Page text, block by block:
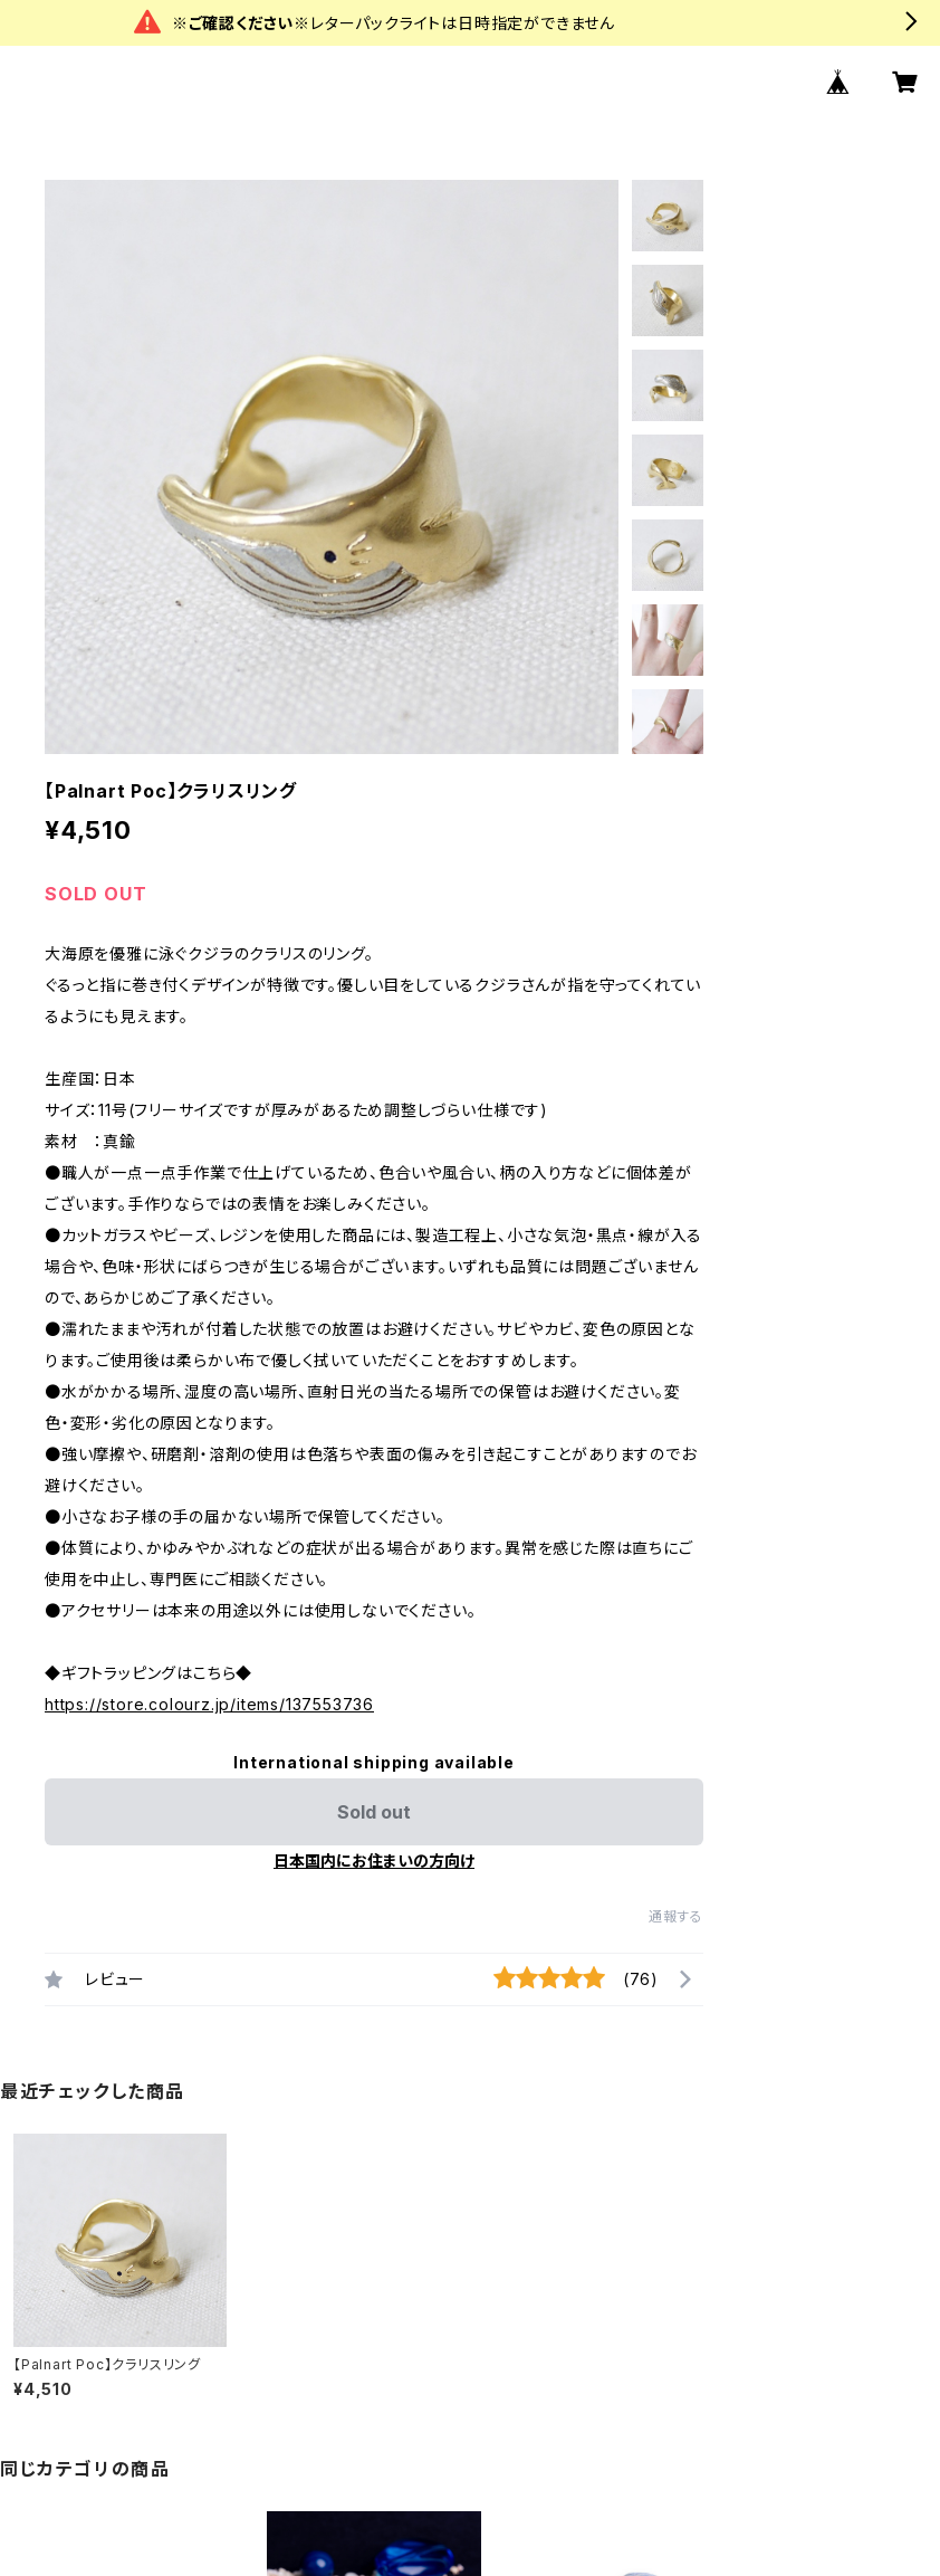
※ご確認ください※ レターパックライトは日時指定ができません
【Palnart Poc】クラリスリング
¥4,510
SOLD OUT
大海原を優雅に泳ぐクジラのクラリスのリング。
ぐるっと指に巻き付くデザインが特徴です。優しい目をしているクジラさんが指を守ってくれてい
るようにも見えます。
生産国：日本
サイズ：11号(フリーサイズですが厚みがあるため調整しづらい仕様です)
素材 ：真鍮
●職人が一点一点手作業で仕上げているため、色合いや風合い、柄の入り方などに個体差が
ございます。手作りならではの表情をお楽しみください。
●カットガラスやビーズ、レジンを使用した商品には、製造工程上、小さな気泡・黒点・線が入る
場合や、色味・形状にばらつきが生じる場合がございます。いずれも品質には問題ございません
ので、あらかじめご了承ください。
●濡れたままや汚れが付着した状態での放置はお避けください。サビやカビ、変色の原因とな
ります。ご使用後は柔らかい布で優しく拭いていただくことをおすすめします。
●水がかかる場所、湿度の高い場所、直射日光の当たる場所での保管はお避けください。変
色・変形・劣化の原因となります。
●強い摩擦や、研磨剤・溶剤の使用は色落ちや表面の傷みを引き起こすことがありますのでお
避けください。
●小さなお子様の手の届かない場所で保管してください。
●体質により、かゆみやかぶれなどの症状が出る場合があります。異常を感じた際は直ちにご
使用を中止し、専門医にご相談ください。
●アクセサリーは本来の用途以外には使用しないでください。
◆ギフトラッピングはこちら◆
https://store.colourz.jp/items/137553736
International shipping available
Sold out
日本国内にお住まいの方向け
通報する
レビュー (76)
最近チェックした商品
【Palnart Poc】クラリスリング
¥4,510
同じカテゴリの商品